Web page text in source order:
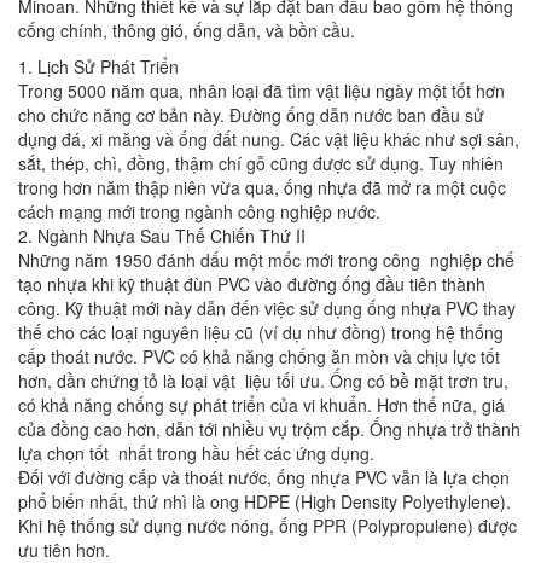
Minoan. Những thiết kế và sự lắp đặt ban đầu bao gồm hệ thống
cống chính, thông gió, ống dẫn, và bồn cầu.
1. Lịch Sử Phát Triển
Trong 5000 năm qua, nhân loại đã tìm vật liệu ngày một tốt hơn
cho chức năng cơ bản này. Đường ống dẫn nước ban đầu sử
dụng đá, xi măng và ống đất nung. Các vật liệu khác như sợi sân,
sắt, thép, chì, đồng, thậm chí gỗ cũng được sử dụng. Tuy nhiên
trong hơn năm thập niên vừa qua, ống nhựa đã mở ra một cuộc
cách mạng mới trong ngành công nghiệp nước.
2. Ngành Nhựa Sau Thế Chiến Thứ II
Những năm 1950 đánh dấu một mốc mới trong công nghiệp chế
tạo nhựa khi kỹ thuật đùn PVC vào đường ống đầu tiên thành
công. Kỹ thuật mới này dẫn đến việc sử dụng ống nhựa PVC thay
thế cho các loại nguyên liệu cũ (ví dụ như đồng) trong hệ thống
cấp thoát nước. PVC có khả năng chống ăn mòn và chịu lực tốt
hơn, dần chứng tỏ là loại vật liệu tối ưu. Ống có bề mặt trơn tru,
có khả năng chống sự phát triển của vi khuẩn. Hơn thế nữa, giá
của đồng cao hơn, dẫn tới nhiều vụ trộm cắp. Ống nhựa trở thành
lựa chọn tốt nhất trong hầu hết các ứng dụng.
Đối với đường cấp và thoát nước, ống nhựa PVC vẫn là lựa chọn
phổ biến nhất, thứ nhì là ong HDPE (High Density Polyethylene).
Khi hệ thống sử dụng nước nóng, ống PPR (Polypropulene) được
ưu tiên hơn.